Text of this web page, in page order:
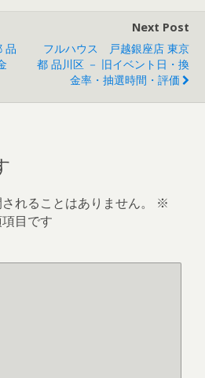
品
Next Post
フルハウス 戸越銀座店 東京
都 品川区 － 旧イベント日・換
金率・抽選時間・評価
れることはありません。
※
目です